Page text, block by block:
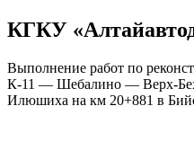
КГКУ
Выполнение работ по
К-11 — Шебалино — Верх-
Илюшиха на км 20+881 в